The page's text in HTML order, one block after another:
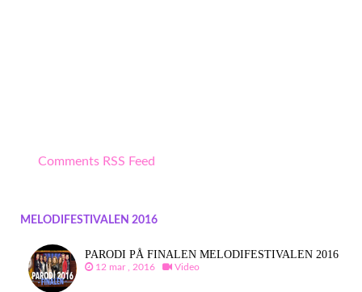
Comments RSS Feed
MELODIFESTIVALEN 2016
PARODI PÅ FINALEN MELODIFESTIVALEN 2016
12 mar , 2016 Video